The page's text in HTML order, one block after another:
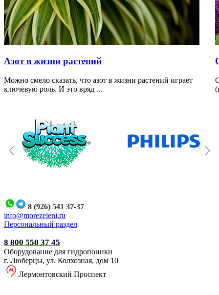
Азот в жизни растений
Можно смело сказать, что азот в жизни растений играет
ключевую роль. И это вряд ...
8 (926) 541 37-37
info@morezeleni.ru
Персональный раздел
8 800 550 37 45
Оборудование для гидропоники
г. Люберцы, ул. Колхозная, дом 10
Лермонтовский Проспект